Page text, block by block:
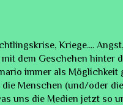
Kriege....
dem Geschehen hinter
immer als
Menschen (und/oder
uns die Medien jetzt so